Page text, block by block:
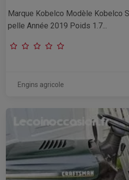
Marque Kobelco Modèle Kobelco
pelle Année 2019 Poids 1.7...
Engins agricole